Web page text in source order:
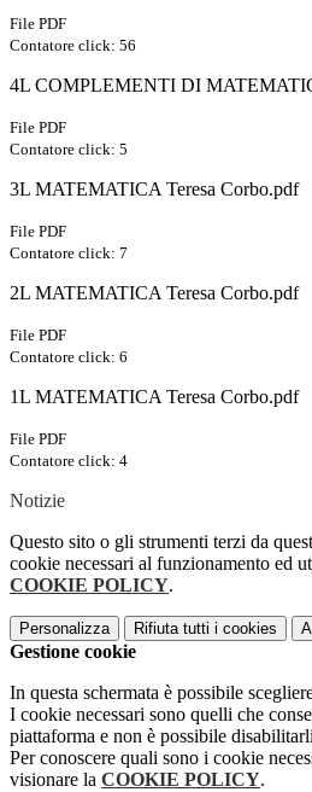
File PDF
Contatore click: 56
4L COMPLEMENTI DI
File PDF
Contatore click: 5
3L MATEMATICA Teresa Corbo.pdf
File PDF
Contatore click: 7
2L MATEMATICA Teresa Corbo.pdf
File PDF
Contatore click: 6
1L MATEMATICA Teresa Corbo.pdf
File PDF
Contatore click: 4
Notizie
Questo sito o gli strumenti terzi da
cookie necessari al funzionamento ed
COOKIE POLICY.
Personalizza Rifiuta tutti i cookies
Gestione cookie
In questa schermata è possibile
I cookie necessari sono quelli che
piattaforma e non è possibile
Per conoscere quali sono i cookie
visionare la COOKIE POLICY.